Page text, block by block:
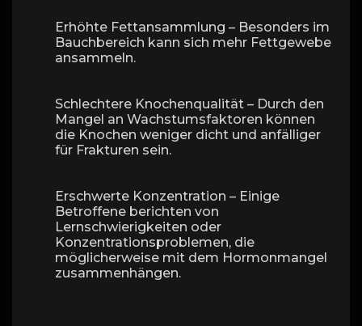
Erhöhte Fettansammlung – Besonders im
Bauchbereich kann sich mehr Fettgewebe
ansammeln.
Schlechtere Knochenqualität – Durch den
Mangel an Wachstumsfaktoren können
die Knochen weniger dicht und anfälliger
für Frakturen sein.
Erschwerte Konzentration – Einige
Betroffene berichten von
Lernschwierigkeiten oder
Konzentrationsproblemen, die
möglicherweise mit dem Hormonmangel
zusammenhängen.